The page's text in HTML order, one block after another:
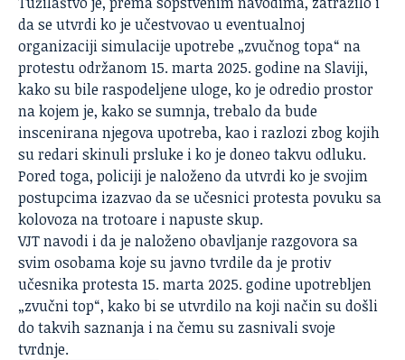
da se utvrdi ko je učestvovao u eventualnoj
organizaciji simulacije upotrebe „zvučnog topa“ na
protestu održanom 15. marta 2025. godine na Slaviji,
kako su bile raspodeljene uloge, ko je odredio prostor
na kojem je, kako se sumnja, trebalo da bude
inscenirana njegova upotreba, kao i razlozi zbog kojih
su redari skinuli prsluke i ko je doneo takvu odluku.
Pored toga, policiji je naloženo da utvrdi ko je svojim
postupcima izazvao da se učesnici protesta povuku sa
kolovoza na trotoare i napuste skup.
VJT navodi i da je naloženo obavljanje razgovora sa
svim osobama koje su javno tvrdile da je protiv
učesnika protesta 15. marta 2025. godine upotrebljen
„zvučni top“, kako bi se utvrdilo na koji način su došli
do takvih saznanja i na čemu su zasnivali svoje
tvrdnje.